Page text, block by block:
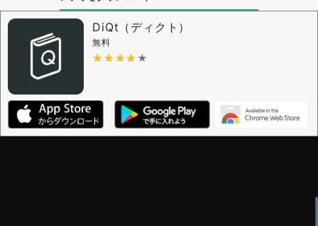
DiQt（ディクト）
無料
★★★★★
★★★★★